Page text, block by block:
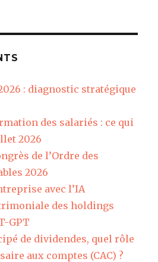
: diagnostic stratégique
des salariés : ce qui
2026
de l’Ordre des
2026
avec l’IA
des holdings
GPT
de dividendes, quel rôle
aux comptes (CAC) ?